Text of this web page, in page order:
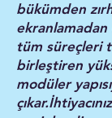
bükümden
tüm süreçleri
birleştiren
modüler